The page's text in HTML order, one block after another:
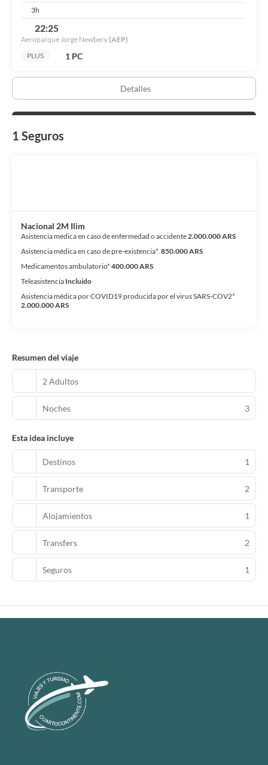
3h
22:25
Aeroparque Jorge Newbery(AEP)
PLUS
1 PC
Detalles
1 Seguros
Nacional 2M Ilim
Asistencia médica en caso de enfermedad o accidente2.000.000 ARS
Asistencia médica en caso de pre-existencia*. 850.000 ARS
Medicamentos ambulatorio* 400.000 ARS
Teleasistencia Incluido
Asistencia médica por COVID19 producida por el virus SARS-COV2*
2.000.000 ARS
Resumen del viaje
2 Adultos
Noches 3
Esta idea incluye
Destinos 1
Transporte 2
Alojamientos 1
Transfers 2
Seguros 1